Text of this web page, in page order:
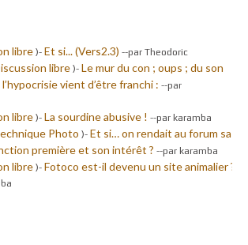
libre )- Et si... (Vers2.3) --par Theodoric
libre )- Le mur du con ; oups ; du son
vient d’être franchi : --par
libre )- La sourdine abusive ! --par karamba
Photo )- Et si… on rendait au forum sa
première et son intérêt ? --par karamba
libre )- Fotoco est-il devenu un site animalier ?